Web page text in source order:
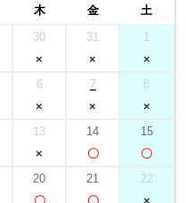
木 金
土
30 31 1
6 7 8
13 14 15
20 21 22